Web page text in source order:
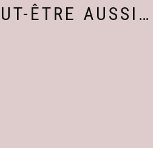
ÊTRE AUSSI…